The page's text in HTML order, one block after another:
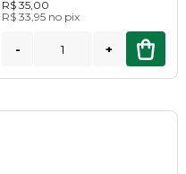
R$ 35,00
R$ 33,95 no pix
- +